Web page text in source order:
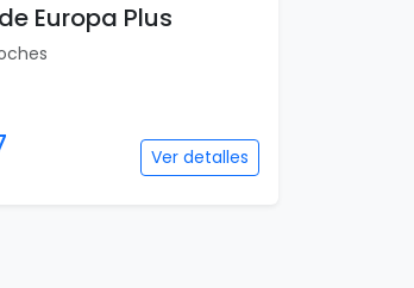
Europa Plus
Ver detalles